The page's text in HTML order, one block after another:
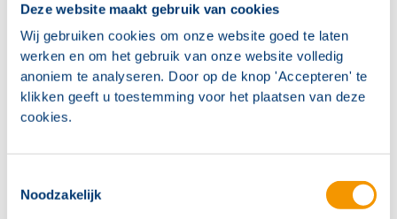
Deze website maakt gebruik van cookies
Wij gebruiken cookies om onze website goed te laten
werken en om het gebruik van onze website volledig
anoniem te analyseren. Door op de knop 'Accepteren' te
klikken geeft u toestemming voor het plaatsen van deze
cookies.
Noodzakelijk
Gratis projecteringswijzer: Brandmeld- &